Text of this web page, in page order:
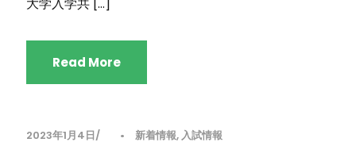
大学入学共 […]
Read More
2023年1月4日 • 新着情報,入試情報